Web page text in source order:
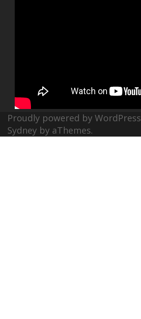
Proudly powered by WordPress
Sydney by aThemes.